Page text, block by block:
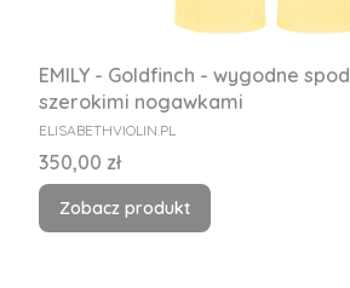
EMILY - Goldfinch - wygodne
szerokimi nogawkami
PRODUCENT
ELISABETHVIOLIN.PL
Cena
350,00 zł
Zobacz produkt